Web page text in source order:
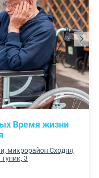
Время жизни
микрорайон Сходня,
3